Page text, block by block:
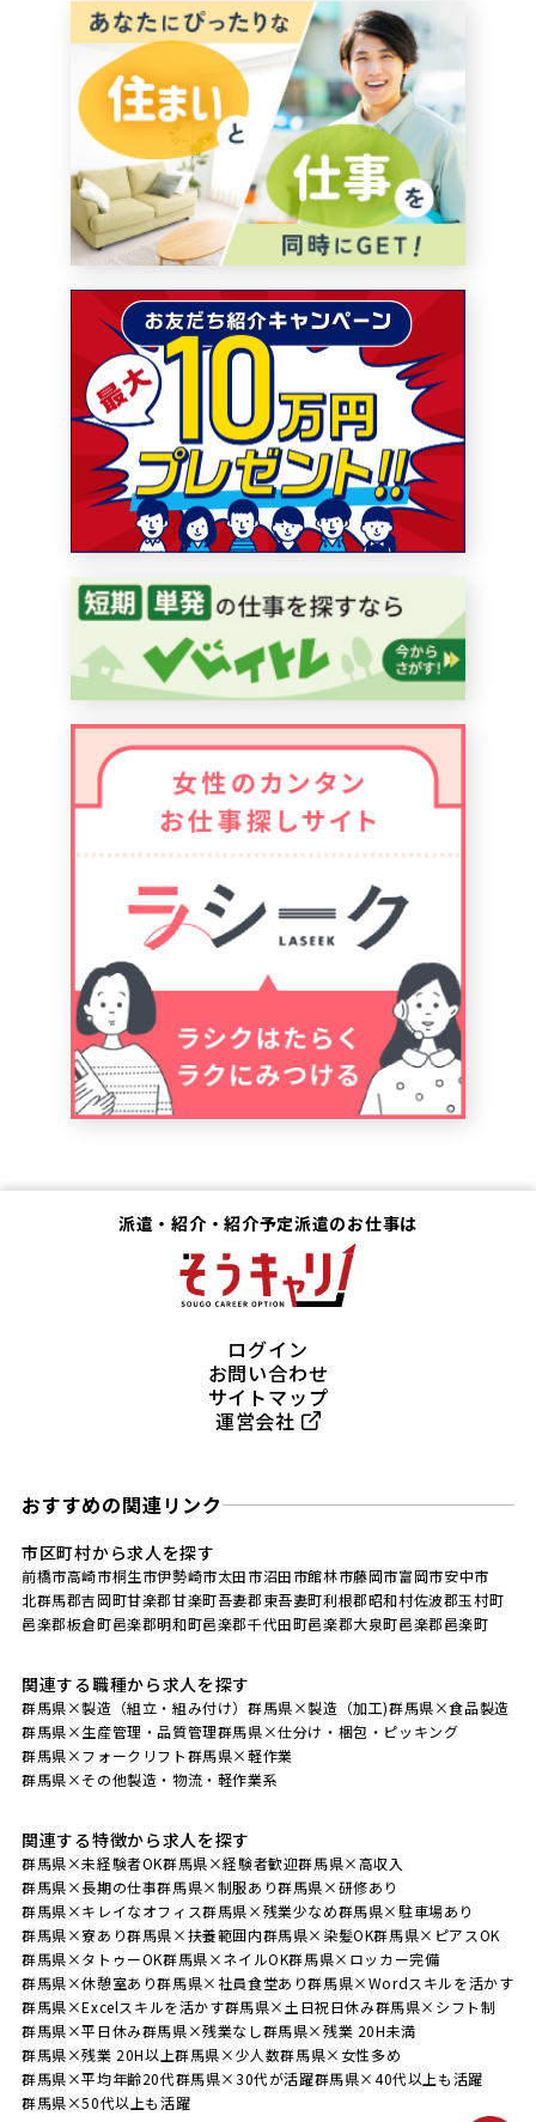
派遣・紹介・紹介予定派遣のお仕事は
ログイン
お問い合わせ
サイトマップ
運営会社
おすすめの関連リンク
市区町村から求人を探す
前橋市高崎市桐生市伊勢崎市太田市沼田市館林市藤岡市富岡市安中市
北群馬郡吉岡町甘楽郡甘楽町吾妻郡東吾妻町利根郡昭和村佐波郡玉村町
邑楽郡板倉町邑楽郡明和町邑楽郡千代田町邑楽郡大泉町邑楽郡邑楽町
関連する職種から求人を探す
群馬県×製造（組立・組み付け）群馬県×製造（加工)群馬県×食品製造
群馬県×生産管理・品質管理群馬県×仕分け・梱包・ピッキング
群馬県×フォークリフト群馬県×軽作業
群馬県×その他製造・物流・軽作業系
関連する特徴から求人を探す
群馬県×未経験者OK群馬県×経験者歓迎群馬県×高収入
群馬県×長期の仕事群馬県×制服あり群馬県×研修あり
群馬県×キレイなオフィス群馬県×残業少なめ群馬県×駐車場あり
群馬県×寮あり群馬県×扶養範囲内群馬県×染髪OK群馬県×ピアスOK
群馬県×タトゥーOK群馬県×ネイルOK群馬県×ロッカー完備
群馬県×休憩室あり群馬県×社員食堂あり群馬県×Wordスキルを活かす
群馬県×Excelスキルを活かす群馬県×土日祝日休み群馬県×シフト制
群馬県×平日休み群馬県×残業なし群馬県×残業 20H未満
群馬県×残業 20H以上群馬県×少人数群馬県×女性多め
群馬県×平均年齢20代群馬県×30代が活躍群馬県×40代以上も活躍
群馬県×50代以上も活躍